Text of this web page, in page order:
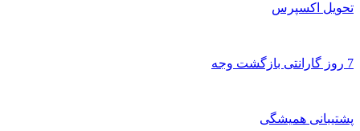
تحویل اکسپرس
7 روز گارانتی بازگشت وجه
پشتیبانی همیشگی